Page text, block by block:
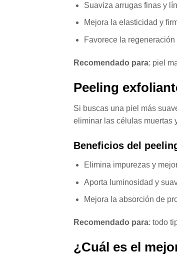
Suaviza arrugas finas y
Mejora la elasticidad y
Favorece la
Recomendado para: piel
Peeling
Si buscas una piel más
eliminar las células muertas
Beneficios del
Elimina impurezas y
Aporta luminosidad y
Mejora la absorción de
Recomendado para: todo
¿Cuál es el